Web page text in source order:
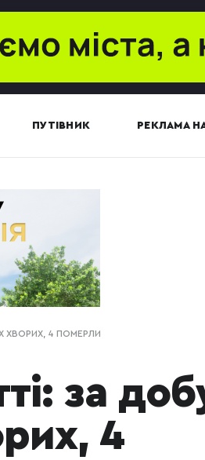
ПУТІВНИК РЕКЛАМА
ХВОРИХ, 4 ПОМЕРЛИ
за
4